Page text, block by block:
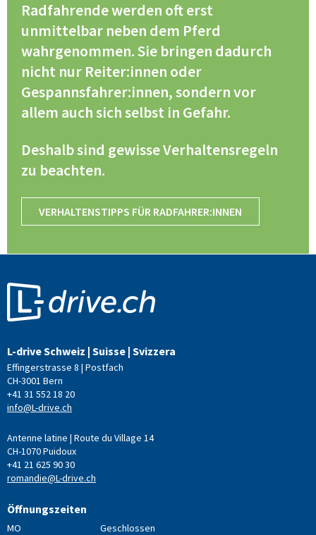
Radfahrende werden oft erst
unmittelbar neben dem Pferd
wahrgenommen. Sie bringen dadurch
nicht nur Reiter:innen oder
Gespannsfahrer:innen, sondern vor
allem auch sich selbst in Gefahr.
Deshalb sind gewisse Verhaltensregeln
zu beachten.
VERHALTENSTIPPS FÜR RADFAHRER:INNEN
L-drive Schweiz | Suisse | Svizzera
Effingerstrasse 8 | Postfach
CH-3001 Bern
+41 31 552 18 20
info@L-drive.ch
Antenne latine | Route du Village 14
CH-1070 Puidoux
+41 21 625 90 30
romandie@L-drive.ch
Öffnungszeiten
MO
Geschlossen